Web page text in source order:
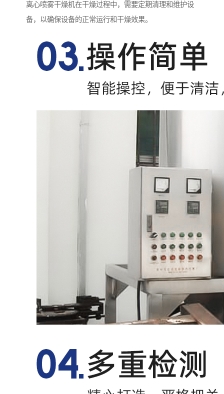
离心喷雾干燥机在干燥过程中，需要定期清理和维护设
备，以确保设备的正常运行和干燥效果。